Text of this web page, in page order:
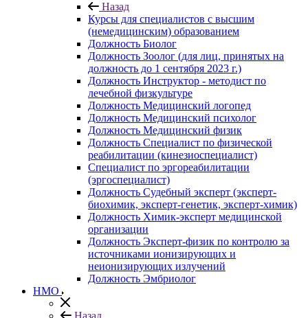
Назад
Курсы для специалистов с высшим
(немедицинским) образованием
Должность Биолог
Должность Зоолог (для лиц, принятых на
должность до 1 сентября 2023 г.)
Должность Инструктор - методист по
лечебной физкультуре
Должность Медицинский логопед
Должность Медицинский психолог
Должность Медицинский физик
Должность Специалист по физической
реабилитации (кинезиоспециалист)
Специалист по эргореабилитации
(эргоспециалист)
Должность Судебный эксперт (эксперт-
биохимик, эксперт-генетик, эксперт-химик)
Должность Химик-эксперт медицинской
организации
Должность Эксперт-физик по контролю за
источниками ионизирующих и
неионизирующих излучений
Должность Эмбриолог
НМО
Назад